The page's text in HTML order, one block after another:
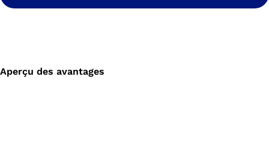
Aperçu des avantages